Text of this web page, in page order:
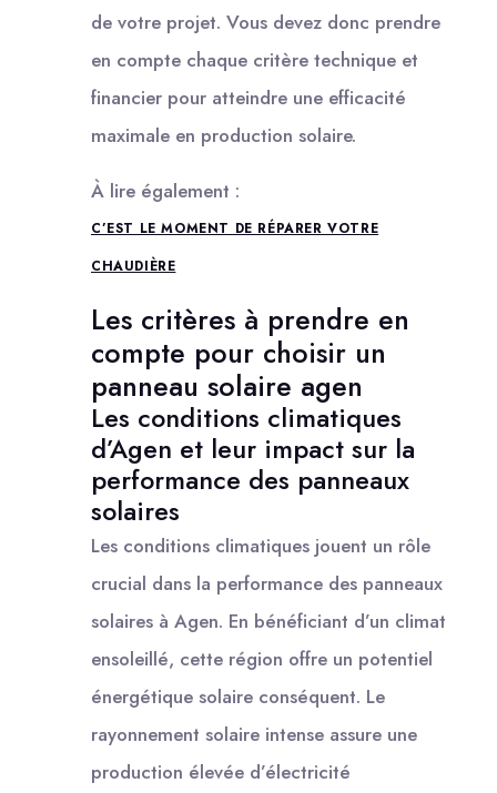
de votre projet. Vous devez donc prendre
en compte chaque critère technique et
financier pour atteindre une efficacité
maximale en production solaire.
À lire également :
C’EST LE MOMENT DE RÉPARER VOTRE
CHAUDIÈRE
Les critères à prendre en
compte pour choisir un
panneau solaire agen
Les conditions climatiques
d’Agen et leur impact sur la
performance des panneaux
solaires
Les conditions climatiques jouent un rôle
crucial dans la performance des panneaux
solaires à Agen. En bénéficiant d’un climat
ensoleillé, cette région offre un potentiel
énergétique solaire conséquent. Le
rayonnement solaire intense assure une
production élevée d’électricité